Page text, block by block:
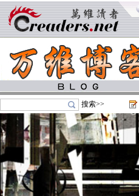
搜索>>